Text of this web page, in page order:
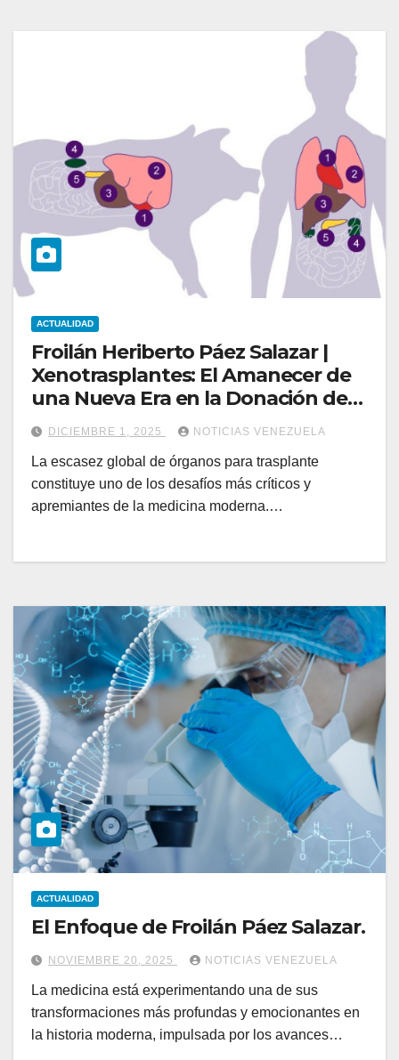
ACTUALIDAD
Froilán Heriberto Páez Salazar |
Xenotrasplantes: El Amanecer de
una Nueva Era en la Donación de
Órganos
DICIEMBRE 1, 2025 NOTICIAS VENEZUELA
La escasez global de órganos para trasplante
constituye uno de los desafíos más críticos y
apremiantes de la medicina moderna.…
ACTUALIDAD
El Enfoque de Froilán Páez Salazar.
NOVIEMBRE 20, 2025 NOTICIAS VENEZUELA
La medicina está experimentando una de sus
transformaciones más profundas y emocionantes en
la historia moderna, impulsada por los avances…